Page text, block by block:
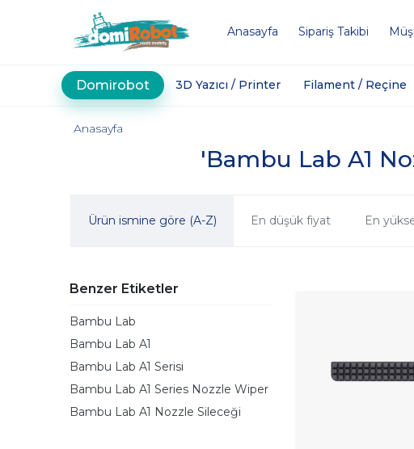
Anasayfa Sipariş Takibi
Domirobot 3D Yazıcı / Printer Filament / Reçine
'Bambu Lab A1
Anasayfa
Ürün ismine göre (A-Z) En düşük fiyat En
Benzer Etiketler
Bambu Lab
Bambu Lab A1
Bambu Lab A1 Serisi
Bambu Lab A1 Series Nozzle Wiper
Bambu Lab A1 Nozzle Sileceği